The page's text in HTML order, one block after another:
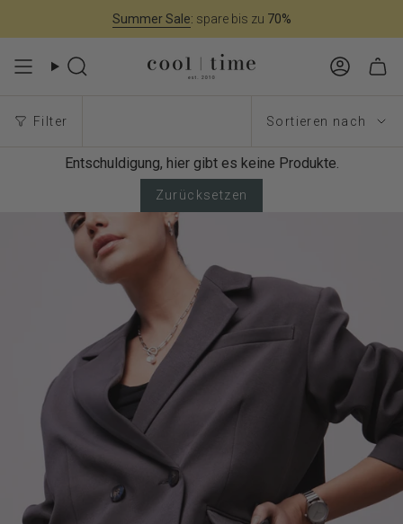
springen
Summer Sale: spare bis zu 70%
Suche Konto
Filter
Sortieren
nach
Sortieren nach
Entschuldigung, hier gibt es keine Produkte.
Zurücksetzen